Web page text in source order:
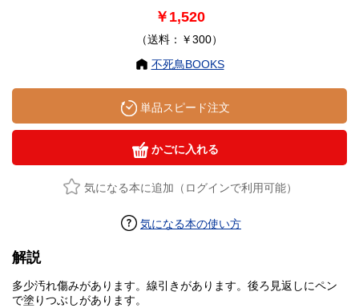
￥1,520
（送料：￥300）
不死鳥BOOKS
単品スピード注文
かごに入れる
気になる本に追加（ログインで利用可能）
気になる本の使い方
解説
多少汚れ傷みがあります。線引きがあります。後ろ見返しにペン
で塗りつぶしがあります。